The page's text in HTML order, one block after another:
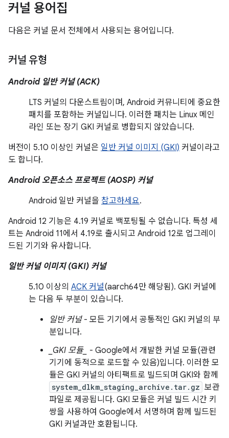
커널 용어집
다음은 커널 문서 전체에서 사용되는 용어입니다.
커널 유형
Android 일반 커널 (ACK)
LTS 커널의 다운스트림이며, Android 커뮤니티에 중요한
패치를 포함하는 커널입니다. 이러한 패치는 Linux 메인
라인 또는 장기 GKI 커널로 병합되지 않았습니다.
버전이 5.10 이상인 커널은 일반 커널 이미지 (GKI) 커널이라고
도 합니다.
Android 오픈소스 프로젝트 (AOSP) 커널
Android 일반 커널을 참고하세요.
Android 12 기능은 4.19 커널로 백포팅될 수 없습니다. 특성 세
트는 Android 11에서 4.19로 출시되고 Android 12로 업그레이
드된 기기와 유사합니다.
일반 커널 이미지 (GKI) 커널
5.10 이상의 ACK 커널(aarch64만 해당됨). GKI 커널에
는 다음 두 부분이 있습니다.
일반 커널- 모든 기기에서 공통적인 GKI 커널의 부
분입니다.
_GKI 모듈_ - Google에서 개발한 커널 모듈(관련
기기에 동적으로 로드할 수 있음)입니다. 이러한 모
듈은 GKI 커널의 아티팩트로 빌드되며 GKI와 함께
system_dlkm_staging_archive.tar.gz 보관
파일로 제공됩니다. GKI 모듈은 커널 빌드 시간 키
쌍을 사용하여 Google에서 서명하며 함께 빌드된
GKI 커널과만 호환됩니다.